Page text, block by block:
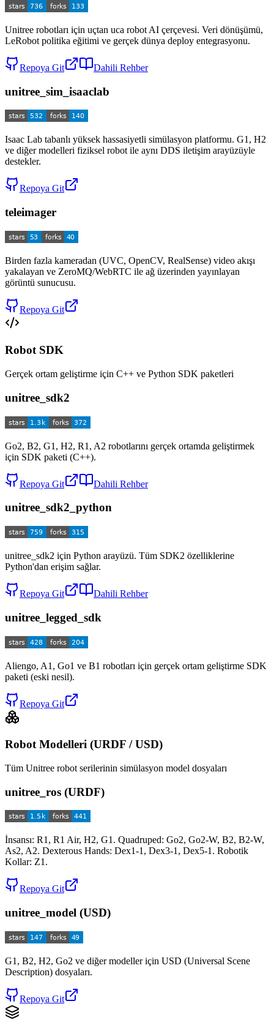
Unitree robotları için uçtan uca robot AI çerçevesi. Veri dönüşümü,
LeRobot politika eğitimi ve gerçek dünya deploy entegrasyonu.
Repoya Git Dahili Rehber
unitree_sim_isaaclab
Isaac Lab tabanlı yüksek hassasiyetli simülasyon platformu. G1, H2
ve diğer modelleri fiziksel robot ile aynı DDS iletişim arayüzüyle
destekler.
Repoya Git
teleimager
Birden fazla kameradan (UVC, OpenCV, RealSense) video akışı
yakalayan ve ZeroMQ/WebRTC ile ağ üzerinden yayınlayan
görüntü sunucusu.
Repoya Git
Robot SDK
Gerçek ortam geliştirme için C++ ve Python SDK paketleri
unitree_sdk2
Go2, B2, G1, H2, R1, A2 robotlarını gerçek ortamda geliştirmek
için SDK paketi (C++).
Repoya Git Dahili Rehber
unitree_sdk2_python
unitree_sdk2 için Python arayüzü. Tüm SDK2 özelliklerine
Python'dan erişim sağlar.
Repoya Git Dahili Rehber
unitree_legged_sdk
Aliengo, A1, Go1 ve B1 robotları için gerçek ortam geliştirme SDK
paketi (eski nesil).
Repoya Git
Robot Modelleri (URDF / USD)
Tüm Unitree robot serilerinin simülasyon model dosyaları
unitree_ros (URDF)
İnsansı: R1, R1 Air, H2, G1. Quadruped: Go2, Go2-W, B2, B2-W,
As2, A2. Dexterous Hands: Dex1-1, Dex3-1, Dex5-1. Robotik
Kollar: Z1.
Repoya Git
unitree_model (USD)
G1, B2, H2, Go2 ve diğer modeller için USD (Universal Scene
Description) dosyaları.
Repoya Git